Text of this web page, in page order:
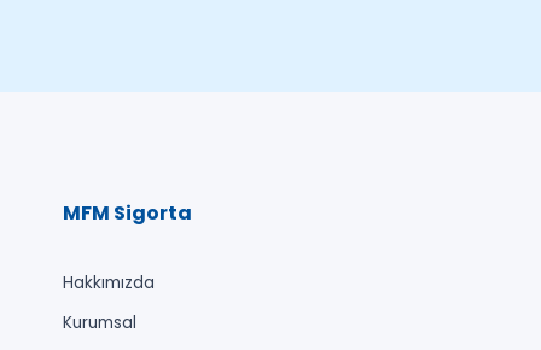
MFM Sigorta
Hakkımızda
Kurumsal